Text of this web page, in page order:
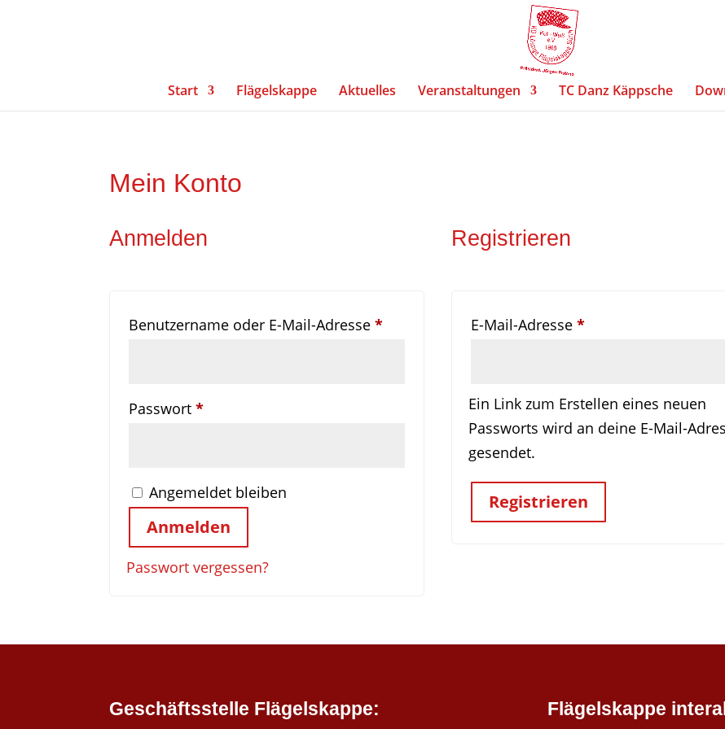
Start Flägelskappe Aktuelles Veranstaltungen TC Danz Käppsche
Mein Konto
Anmelden
Benutzername oder E-Mail-Adresse*Erforderlich
Passwort*Erforderlich
Angemeldet bleiben
Anmelden
Passwort vergessen?
Registrieren
E-Mail-Adresse *Erforderlich
Ein Link zum Erstellen eines neuen
Passworts wird an deine E-Mail-
gesendet.
Registrieren
Geschäftsstelle Flägelskappe: Flägelskappe